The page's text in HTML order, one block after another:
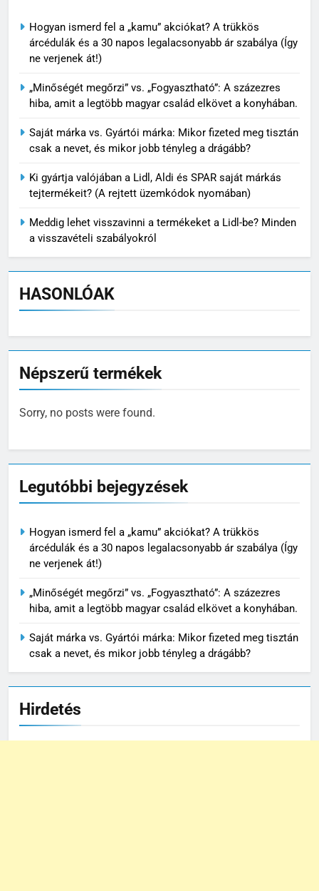
Hogyan ismerd fel a „kamu” akciókat? A trükkös
árcédulák és a 30 napos legalacsonyabb ár szabálya (Így
ne verjenek át!)
„Minőségét megőrzi” vs. „Fogyasztható”: A százezres
hiba, amit a legtöbb magyar család elkövet a konyhában.
Saját márka vs. Gyártói márka: Mikor fizeted meg tisztán
csak a nevet, és mikor jobb tényleg a drágább?
Ki gyártja valójában a Lidl, Aldi és SPAR saját márkás
tejtermékeit? (A rejtett üzemkódok nyomában)
Meddig lehet visszavinni a termékeket a Lidl-be? Minden
a visszavételi szabályokról
HASONLÓAK
Népszerű termékek
Sorry, no posts were found.
Legutóbbi bejegyzések
Hogyan ismerd fel a „kamu” akciókat? A trükkös
árcédulák és a 30 napos legalacsonyabb ár szabálya (Így
ne verjenek át!)
„Minőségét megőrzi” vs. „Fogyasztható”: A százezres
hiba, amit a legtöbb magyar család elkövet a konyhában.
Saját márka vs. Gyártói márka: Mikor fizeted meg tisztán
csak a nevet, és mikor jobb tényleg a drágább?
Hirdetés